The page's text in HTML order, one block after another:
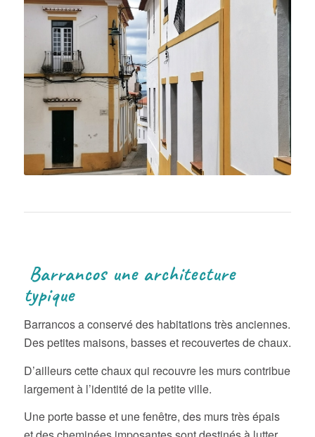
Barrancos une architecture
typique
Barrancos a conservé des habitations très anciennes.
Des petites maisons, basses et recouvertes de chaux.
D’ailleurs cette chaux qui recouvre les murs contribue
largement à l’identité de la petite ville.
Une porte basse et une fenêtre, des murs très épais